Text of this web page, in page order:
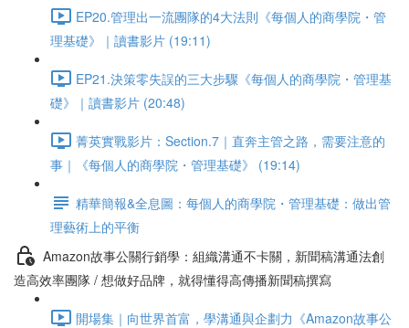
EP20.管理出一流團隊的4大法則《每個人的商學院・管
理基礎》｜讀書影片 (19:11)
EP21.決策零失誤的三大步驟《每個人的商學院・管理基
礎》｜讀書影片 (20:48)
菁英實戰影片：Section.7｜直奔主管之路，需要注意的
事｜《每個人的商學院・管理基礎》 (19:14)
精華簡報&全息圖：每個人的商學院・管理基礎：做出管
理藝術上的平衡
Amazon故事公關行銷學：組織溝通不卡關，新聞稿溝通法創
造高效率團隊 / 想做好品牌，就得懂得高傳播新聞稿撰寫
開場集｜向世界首富，學溝通與企劃力《Amazon故事公